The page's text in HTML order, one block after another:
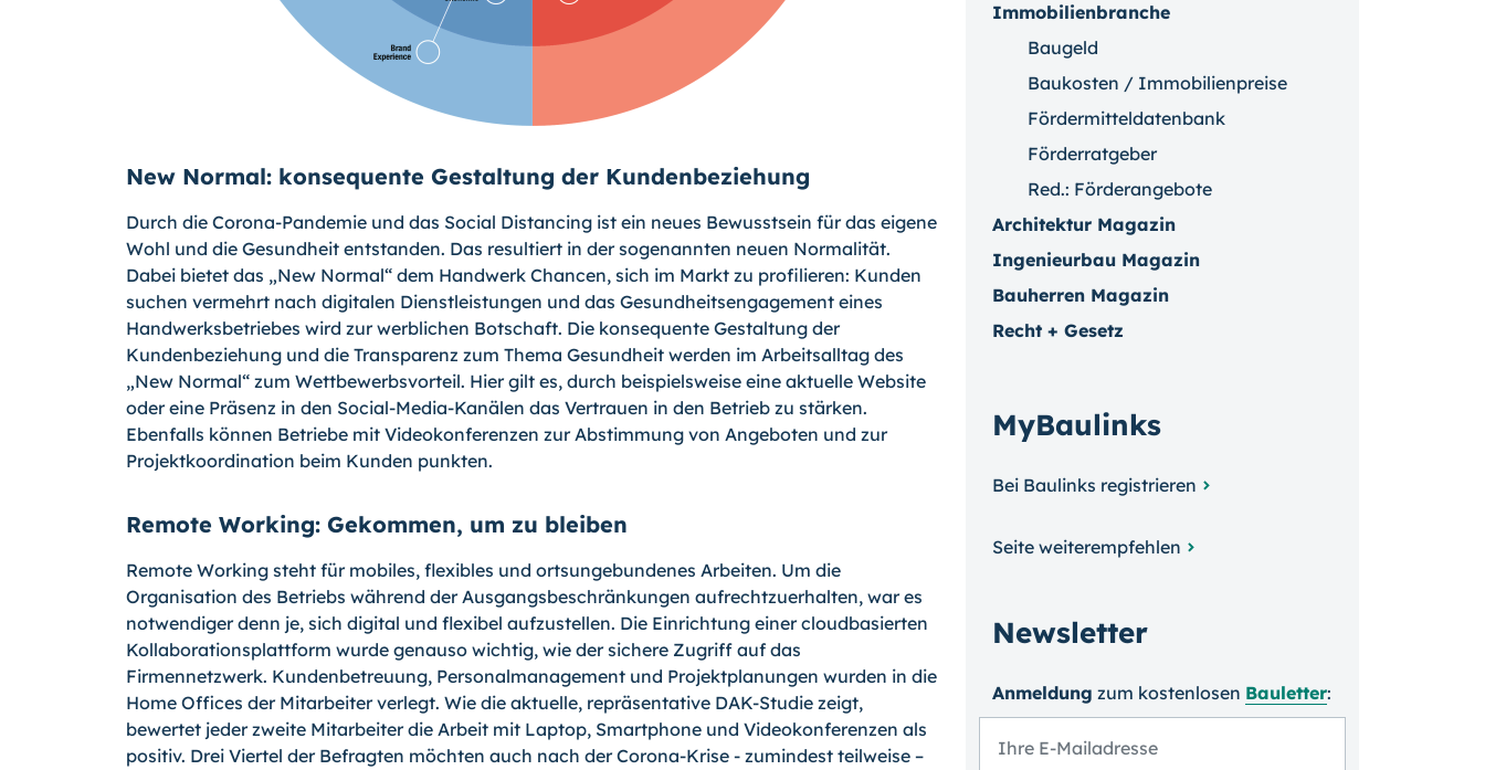
New Normal: konsequente Gestaltung der Kundenbeziehung
Durch die Corona-Pandemie und das Social Distancing ist ein neues Bewusstsein für das eigene
Wohl und die Gesundheit entstanden. Das resultiert in der sogenannten neuen Normalität.
Dabei bietet das „New Normal“ dem Handwerk Chancen, sich im Markt zu profilieren: Kunden
suchen vermehrt nach digitalen Dienstleistungen und das Gesundheitsengagement eines
Handwerksbetriebes wird zur werblichen Botschaft. Die konsequente Gestaltung der
Kundenbeziehung und die Transparenz zum Thema Gesundheit werden im Arbeitsalltag des
„New Normal“ zum Wettbewerbsvorteil. Hier gilt es, durch beispielsweise eine aktuelle Website
oder eine Präsenz in den Social-Media-Kanälen das Vertrauen in den Betrieb zu stärken.
Ebenfalls können Betriebe mit Videokonferenzen zur Abstimmung von Angeboten und zur
Projektkoordination beim Kunden punkten.
Remote Working: Gekommen, um zu bleiben
Remote Working steht für mobiles, flexibles und ortsungebundenes Arbeiten. Um die
Organisation des Betriebs während der Ausgangsbeschränkungen aufrechtzuerhalten, war es
notwendiger denn je, sich digital und flexibel aufzustellen. Die Einrichtung einer cloudbasierten
Kollaborationsplattform wurde genauso wichtig, wie der sichere Zugriff auf das
Firmennetzwerk. Kundenbetreuung, Personalmanagement und Projektplanungen wurden in die
Home Offices der Mitarbeiter verlegt. Wie die aktuelle, repräsentative DAK-Studie zeigt,
bewertet jeder zweite Mitarbeiter die Arbeit mit Laptop, Smartphone und Videokonferenzen als
positiv. Drei Viertel der Befragten möchten auch nach der Corona-Krise - zumindest teilweise –
Immobilienbranche
Baugeld
Baukosten / Immobilienpreise
Fördermitteldatenbank
Förderratgeber
Red.: Förderangebote
Architektur Magazin
Ingenieurbau Magazin
Bauherren Magazin
Recht + Gesetz
MyBaulinks
Bei Baulinks registrieren
Seite weiterempfehlen
Newsletter
Anmeldung zum kosten­losen Bauletter: